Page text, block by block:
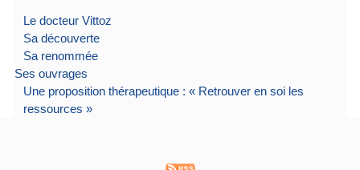
Le docteur Vittoz
Sa découverte
Sa renommée
Ses ouvrages
Une proposition thérapeutique : « Retrouver en soi les
ressources »